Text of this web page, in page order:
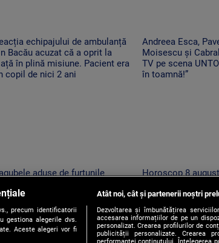
echipajului de ambulanță
Bacău acuzat că a oprit la
în plină misiune. Pacient era
copil de nici 2 ani
Andreea Esca,
Moisescu și
TV pe scena
în toamnă!”
aduse de furtunile
caniculă. „Oamenii au
să se ascundă”
Horoscop 8
cu măsură banii
precum identificatorii
gestiona alegerile dvs.
Aceste alegeri vor fi
Atât noi, cât și partenerii noștri
Dezvoltarea și îmbunătățirea
accesarea informațiilor de pe un
personalizat. Crearea profilurilor de
publicității personalizate. Crearea